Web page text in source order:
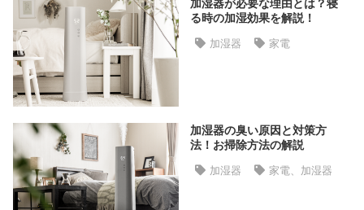
人
気
イ
テ
ム
ラ
加湿器が必要な理由とは？寝
る時の加湿効果を解説！
加湿器 家電
加湿器の臭い原因と対策方
法！お掃除方法の解説
加湿器 家電、加湿器